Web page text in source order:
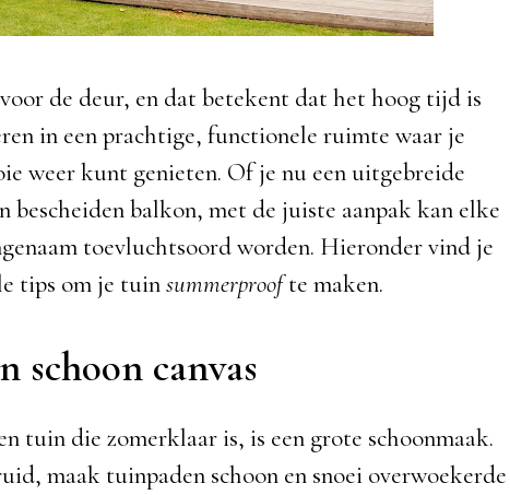
de deur, en dat betekent dat het hoog tijd is
in een prachtige, functionele ruimte waar je
weer kunt genieten. Of je nu een uitgebreide
bescheiden balkon, met de juiste aanpak kan elke
toevluchtsoord worden. Hieronder vind je
tips om je tuinsummerproofte maken.
schoon canvas
tuin die zomerklaar is, is een grote schoonmaak.
maak tuinpaden schoon en snoei overwoekerde